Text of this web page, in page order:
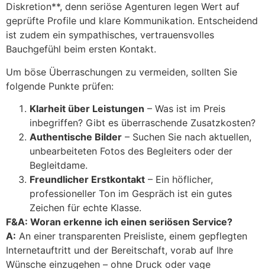
Diskretion**, denn seriöse Agenturen legen Wert auf
geprüfte Profile und klare Kommunikation. Entscheidend
ist zudem ein sympathisches, vertrauensvolles
Bauchgefühl beim ersten Kontakt.
Um böse Überraschungen zu vermeiden, sollten Sie
folgende Punkte prüfen:
Klarheit über Leistungen – Was ist im Preis
inbegriffen? Gibt es überraschende Zusatzkosten?
Authentische Bilder – Suchen Sie nach aktuellen,
unbearbeiteten Fotos des Begleiters oder der
Begleitdame.
Freundlicher Erstkontakt – Ein höflicher,
professioneller Ton im Gespräch ist ein gutes
Zeichen für echte Klasse.
F&A: Woran erkenne ich einen seriösen Service?
A: An einer transparenten Preisliste, einem gepflegten
Internetauftritt und der Bereitschaft, vorab auf Ihre
Wünsche einzugehen – ohne Druck oder vage